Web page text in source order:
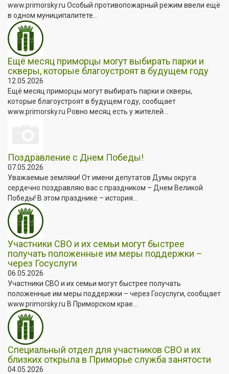
www.primorsky.ru Особый противопожарный режим ввели ещё
в одном муниципалитете...
Ещё месяц приморцы могут выбирать парки и
скверы, которые благоустроят в будущем году
12.05.2026
Ещё месяц приморцы могут выбирать парки и скверы,
которые благоустроят в будущем году, сообщает
www.primorsky.ru Ровно месяц есть у жителей...
Поздравление с Днем Победы!
07.05.2026
Уважаемые земляки! От имени депутатов Думы округа
сердечно поздравляю вас с праздником – Днем Великой
Победы! В этом празднике – история...
Участники СВО и их семьи могут быстрее
получать положенные им меры поддержки –
через Госуслуги
06.05.2026
Участники СВО и их семьи могут быстрее получать
положенные им меры поддержки – через Госуслуги, сообщает
www.primorsky.ru В Приморском крае...
Специальный отдел для участников СВО и их
близких открыла в Приморье служба занятости
04.05.2026